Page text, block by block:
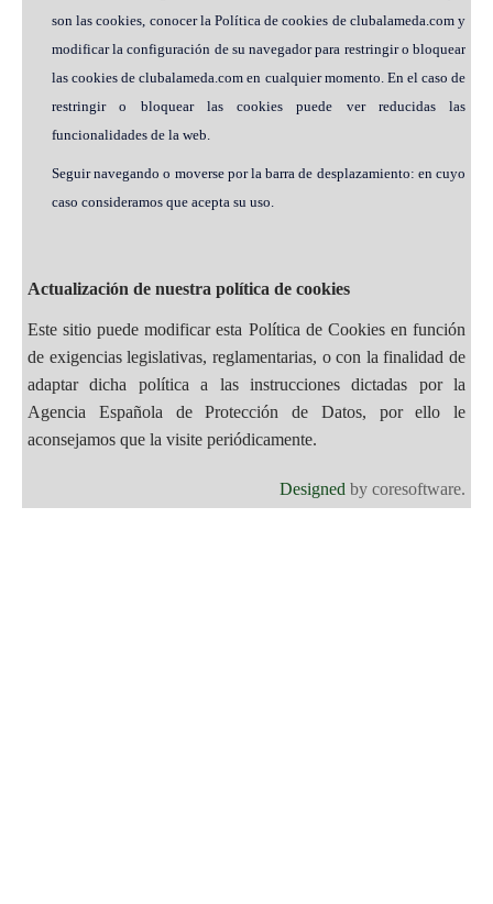
son las cookies, conocer la Política de cookies de clubalameda.com y
modificar la configuración de su navegador para restringir o bloquear
las cookies de clubalameda.com en cualquier momento. En el caso de
restringir o bloquear las cookies puede ver reducidas las
funcionalidades de la web.
Seguir navegando o moverse por la barra de desplazamiento: en cuyo
caso consideramos que acepta su uso.
Actualización de nuestra política de cookies
Este sitio puede modificar esta Política de Cookies en función
de exigencias legislativas, reglamentarias, o con la finalidad de
adaptar dicha política a las instrucciones dictadas por la
Agencia Española de Protección de Datos, por ello le
aconsejamos que la visite periódicamente.
Designed by coresoftware.